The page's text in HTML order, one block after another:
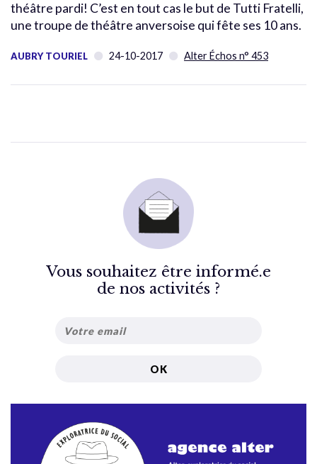
théâtre pardi! C’est en tout cas le but de Tutti Fratelli,
une troupe de théâtre anversoise qui fête ses 10 ans.
AUBRY TOURIEL 24-10-2017 Alter Échos n° 453
Vous souhaitez être informé.e
de nos activités ?